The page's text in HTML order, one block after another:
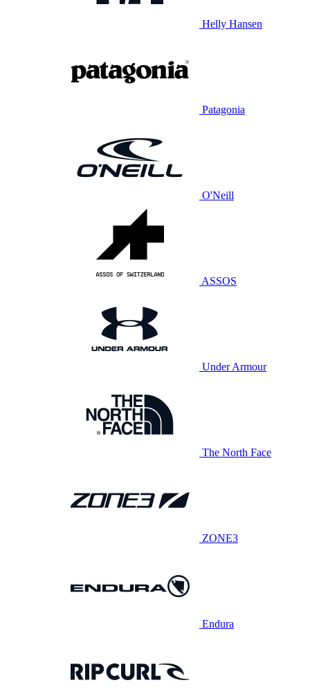
Helly Hansen
Patagonia
O'Neill
ASSOS
Under Armour
The North Face
ZONE3
Endura